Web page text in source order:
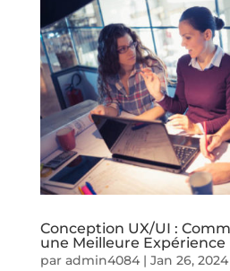
Conception UX/UI :
une Meilleure
par admin4084| Jan 26, 2024